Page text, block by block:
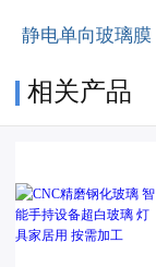
静电单向玻璃膜
相关产品